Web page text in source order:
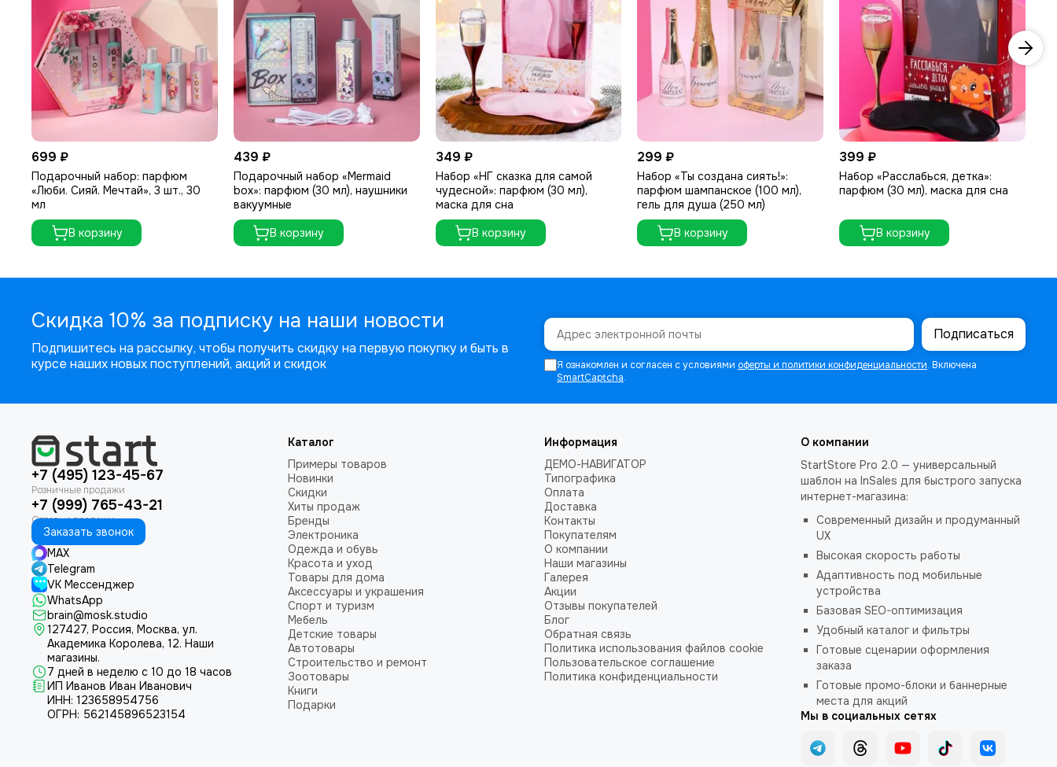
699 ₽
Подарочный набор: парфюм
«Люби. Сияй. Мечтай», 3 шт., 30
мл
В корзину
439 ₽
Подарочный набор «Mermaid
box»: парфюм (30 мл), наушники
вакуумные
В корзину
349 ₽
Набор «НГ сказка для самой
чудесной»: парфюм (30 мл),
маска для сна
В корзину
299 ₽
Набор «Ты создана сиять!»:
парфюм шампанское (100 мл),
гель для душа (250 мл)
В корзину
399 ₽
Набор «Расслабься, детка»:
парфюм (30 мл), маска для сна
В корзину
Скидка 10% за подписку на наши новости
Подпишитесь на рассылку, чтобы получить скидку на первую покупку и быть в
курсе наших новых поступлений, акций и скидок
Подписаться
Я ознакомлен и согласен с условиями оферты и политики конфиденциальности. Включена
SmartCaptcha.
+7 (495) 123-45-67
+7 (999) 765-43-21
Заказать звонок
MAX
Telegram
VK Мессенджер
WhatsApp
brain@mosk.studio
127427, Россия, Москва, ул.
Академика Королева, 12. Наши
магазины.
7 дней в неделю с 10 до 18 часов
ИП Иванов Иван Иванович
ИНН: 123658954756
ОГРН: 562145896523154
Каталог
Примеры товаров
Новинки
Скидки
Хиты продаж
Бренды
Электроника
Одежда и обувь
Красота и уход
Товары для дома
Аксессуары и украшения
Спорт и туризм
Мебель
Детские товары
Автотовары
Строительство и ремонт
Зоотовары
Книги
Подарки
Информация
ДЕМО-НАВИГАТОР
Типографика
Оплата
Доставка
Контакты
Покупателям
О компании
Наши магазины
Галерея
Акции
Отзывы покупателей
Блог
Обратная связь
Политика использования файлов cookie
Пользовательское соглашение
Политика конфиденциальности
О компании
StartStore Pro 2.0 — универсальный
шаблон на InSales для быстрого запуска
интернет-магазина:
Современный дизайн и продуманный
UX
Высокая скорость работы
Адаптивность под мобильные
устройства
Базовая SEO-оптимизация
Удобный каталог и фильтры
Готовые сценарии оформления
заказа
Готовые промо-блоки и баннерные
места для акций
Мы в социальных сетях